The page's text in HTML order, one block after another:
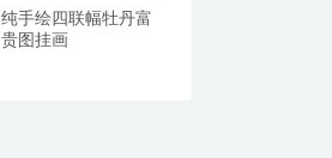
纯手绘四联幅牡丹富
贵图挂画